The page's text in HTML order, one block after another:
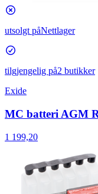
utsolgt påNettlager
tilgjengelig på2 butikker
Exide
MC batteri AGM
1 199,20